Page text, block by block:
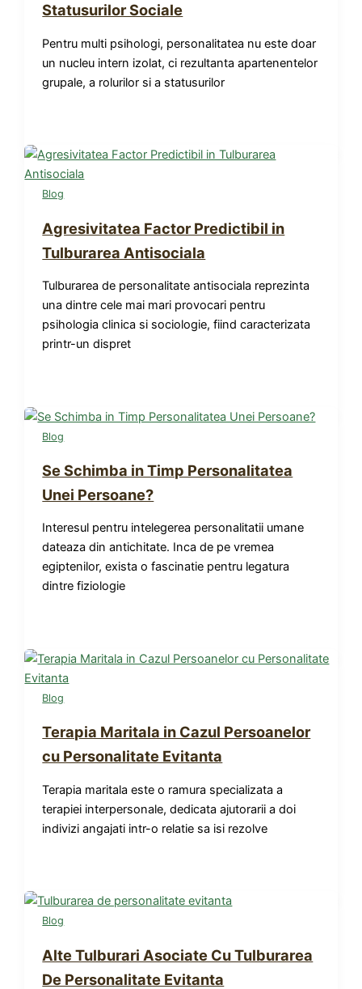
Statusurilor Sociale
Pentru multi psihologi, personalitatea nu este doar
un nucleu intern izolat, ci rezultanta apartenentelor
grupale, a rolurilor si a statusurilor
Blog
Agresivitatea Factor Predictibil in
Tulburarea Antisociala
Tulburarea de personalitate antisociala reprezinta
una dintre cele mai mari provocari pentru
psihologia clinica si sociologie, fiind caracterizata
printr-un dispret
Blog
Se Schimba in Timp Personalitatea
Unei Persoane?
Interesul pentru intelegerea personalitatii umane
dateaza din antichitate. Inca de pe vremea
egiptenilor, exista o fascinatie pentru legatura
dintre fiziologie
Blog
Terapia Maritala in Cazul Persoanelor
cu Personalitate Evitanta
Terapia maritala este o ramura specializata a
terapiei interpersonale, dedicata ajutorarii a doi
indivizi angajati intr-o relatie sa isi rezolve
Blog
Alte Tulburari Asociate Cu Tulburarea
De Personalitate Evitanta